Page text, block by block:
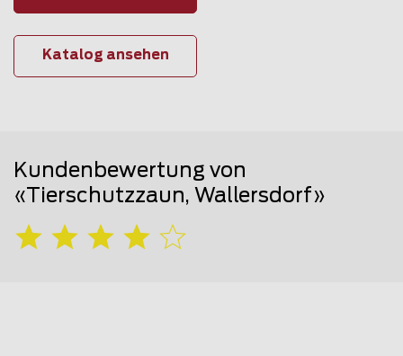
Katalog ansehen
Kundenbewertung von
«Tierschutzzaun, Wallersdorf»